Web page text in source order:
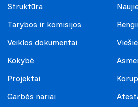
Struktūra
Tarybos ir komisijos
Veiklos dokumentai
Kokybė
Projektai
Garbės nariai